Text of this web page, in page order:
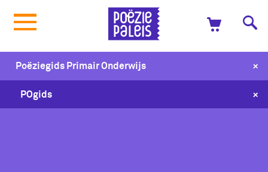
Poëziegids Primair Onderwijs +
POgids +